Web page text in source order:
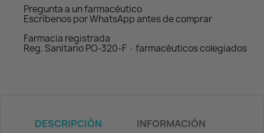
Pregunta a un farmacéutico
Escríbenos por WhatsApp antes de comprar
Farmacia registrada
Reg. Sanitario PO-320-F · farmacéuticos colegiados
DESCRIPCIÓN INFORMACIÓN